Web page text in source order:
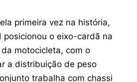
primeira vez na história,
posicionou o eixo-cardã na
motocicleta, com o
a distribuição de peso
trabalha com chassi